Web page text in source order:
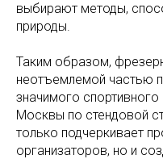
выбирают методы,
природы.
Таким образом,
неотъемлемой частью
значимого
Москвы по стендовой
только подчеркивает
организаторов, но и